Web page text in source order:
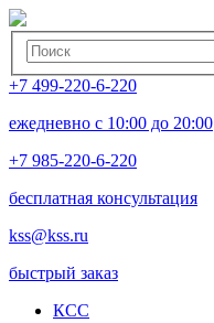
+7 499-220-6-220
ежедневно с 10:00 до 20:00
+7 985-220-6-220
бесплатная консультация
kss@kss.ru
быстрый заказ
КСС